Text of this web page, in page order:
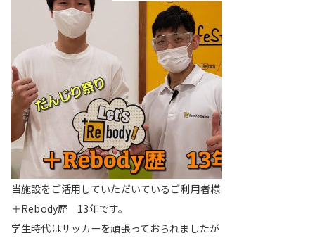
当施設をご活用していただいているご利用者様
＋Rebody歴 13年です。
学生時代はサッカーを頑張っておられましたが